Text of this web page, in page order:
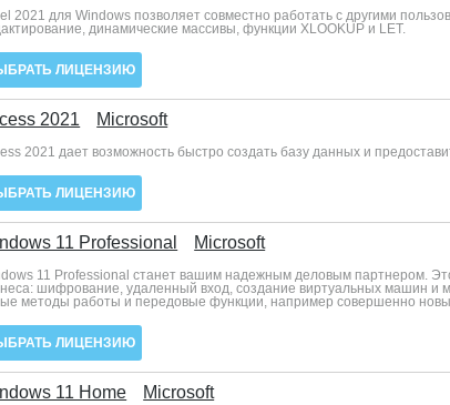
2021 для Windows позволяет совместно работать с другими
динамические массивы, функции XLOOKUP и LET.
ЛИЦЕНЗИЮ
2021 Microsoft
2021 дает возможность быстро создать базу данных и
ЛИЦЕНЗИЮ
11 Professional Microsoft
11 Professional станет вашим надежным деловым партнером.
шифрование, удаленный вход, создание виртуальных машин и
методы работы и передовые функции, например совершенно
ЛИЦЕНЗИЮ
11 Home Microsoft